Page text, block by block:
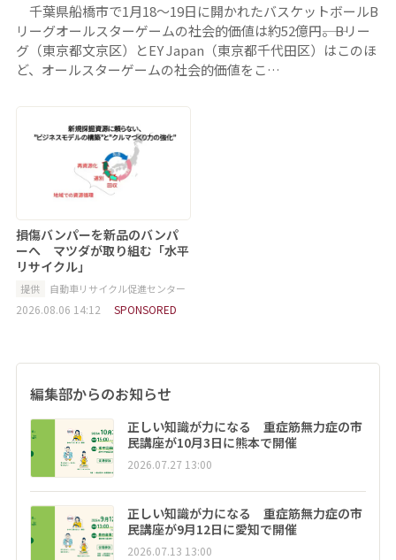
千葉県船橋市で1月18～19日に開かれたバスケットボールB
リーグオールスターゲームの社会的価値は約52億円――。Bリー
グ（東京都文京区）とEY Japan（東京都千代田区）はこのほ
ど、オールスターゲームの社会的価値をこ…
損傷バンパーを新品のバンパ
ーへ マツダが取り組む「水平
リサイクル」
提供 自動車リサイクル促進センター
2026.08.06 14:12 SPONSORED
編集部からのお知らせ
正しい知識が力になる 重症筋無力症の市
民講座が10月3日に熊本で開催
2026.07.27 13:00
正しい知識が力になる 重症筋無力症の市
民講座が9月12日に愛知で開催
2026.07.13 13:00